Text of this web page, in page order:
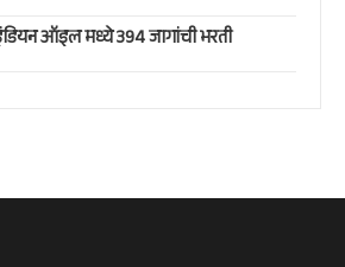
ऑइल मध्ये 394 जागांची भरती